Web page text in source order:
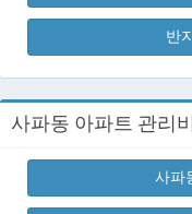
반
사파동 아파트 관리
사파